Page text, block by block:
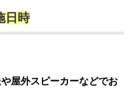
日時
屋外スピーカーなどでお